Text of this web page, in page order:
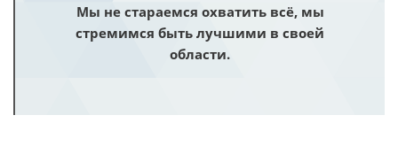
Мы не стараемся охватить всё, мы
стремимся быть лучшими в своей
области.